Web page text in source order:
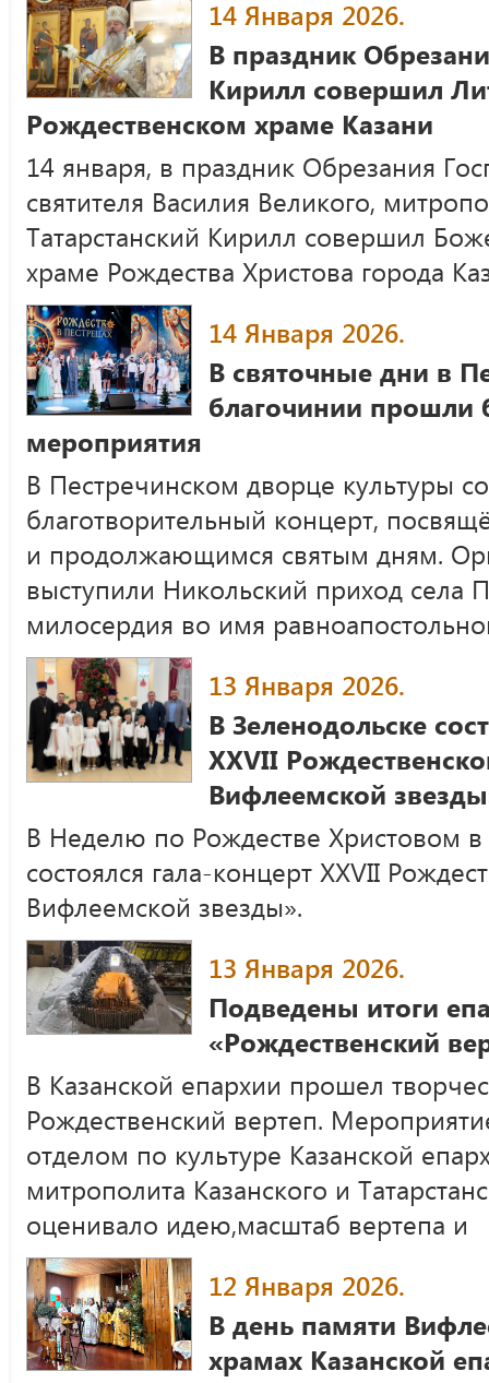
14 Января 2026.
В праздник
Кирилл совершил
Рождественском храме Казани
14 января, в праздник Обрезания
святителя Василия Великого,
Татарстанский Кирилл совершил
храме Рождества Христова города
14 Января 2026.
В святочные дни в
благочинии прошли
мероприятия
В Пестречинском дворце культуры
благотворительный концерт,
и продолжающимся святым дням.
выступили Никольский приход села
милосердия во имя
13 Января 2026.
В Зеленодольске
XXVII
Вифлеемской
В Неделю по Рождестве Христовом в
состоялся гала-концерт XXVII
Вифлеемской звезды».
13 Января 2026.
Подведены итоги
«Рождественский
В Казанской епархии прошел
Рождественский вертеп.
отделом по культуре Казанской
митрополита Казанского и
оценивало идею,масштаб вертепа и
12 Января 2026.
В день памяти
храмах Казанской